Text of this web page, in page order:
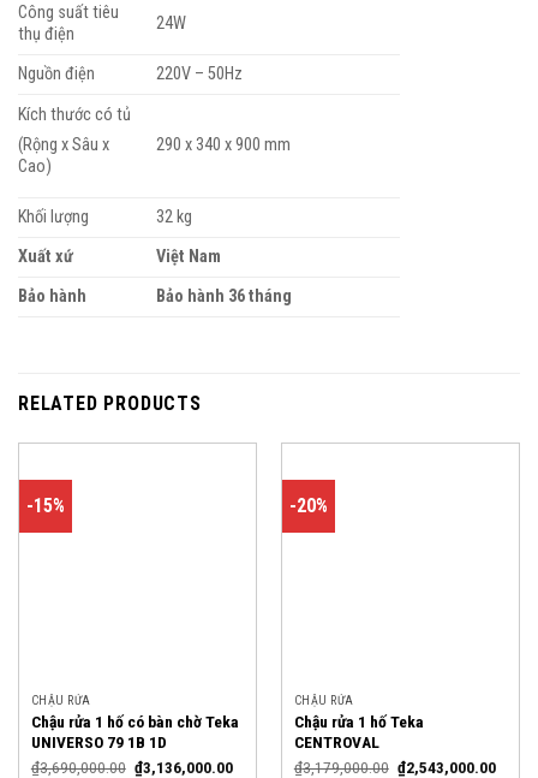
Công suất tiêu
thụ điện
24W
Nguồn điện
220V – 50Hz
Kích thước có tủ
(Rộng x Sâu x
Cao)
290 x 340 x 900 mm
Khối lượng
32 kg
Xuất xứ
Việt Nam
Bảo hành
Bảo hành 36 tháng
RELATED PRODUCTS
-15%
CHẬU RỬA
Chậu rửa 1 hố có bàn chờ Teka
UNIVERSO 79 1B 1D
₫3,690,000.00 ₫3,136,000.00
-20%
CHẬU RỬA
Chậu rửa 1 hố Teka
CENTROVAL
₫3,179,000.00 ₫2,543,000.00